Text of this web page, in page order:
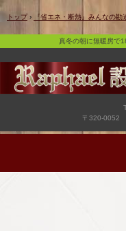
真冬の朝に無暖房で
トップ › 『省エネ・断熱』みんなの勘
真冬の朝に無暖房で
〒320-0052